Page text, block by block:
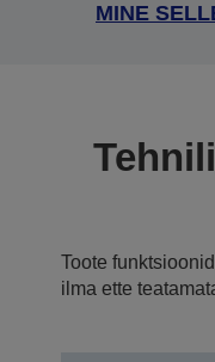
MINE
Toote
ilma ette